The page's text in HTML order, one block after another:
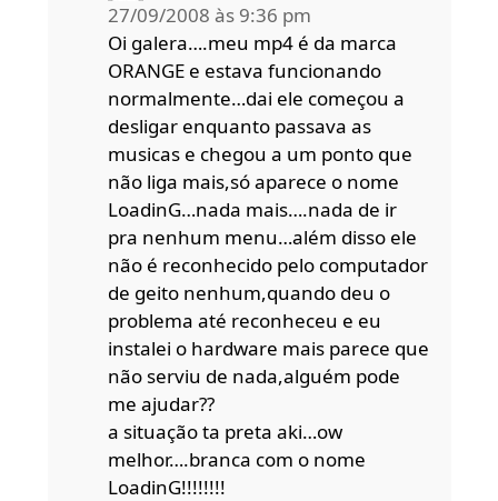
27/09/2008 às 9:36 pm
Oi galera….meu mp4 é da marca
ORANGE e estava funcionando
normalmente…dai ele começou a
desligar enquanto passava as
musicas e chegou a um ponto que
não liga mais,só aparece o nome
LoadinG…nada mais….nada de ir
pra nenhum menu…além disso ele
não é reconhecido pelo computador
de geito nenhum,quando deu o
problema até reconheceu e eu
instalei o hardware mais parece que
não serviu de nada,alguém pode
me ajudar??
a situação ta preta aki…ow
melhor….branca com o nome
LoadinG!!!!!!!!